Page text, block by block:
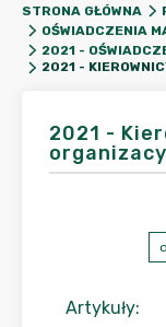
STRONA GŁÓWNA
OŚWIADCZENIA
2021 -
2021 -
Artykuły: